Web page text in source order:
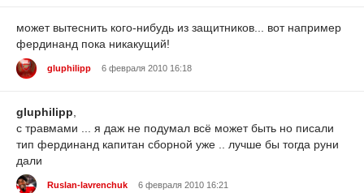
может вытеснить кого-нибудь из защитников... вот например
фердинанд пока никакущий!
gluphilipp 6 февраля 2010 16:18
gluphilipp
с травмами ... я даж не подумал всё может быть но писали
тип фердинанд капитан сборной уже .. лучше бы тогда руни
дали
Ruslan-lavrenchuk 6 февраля 2010 16:21